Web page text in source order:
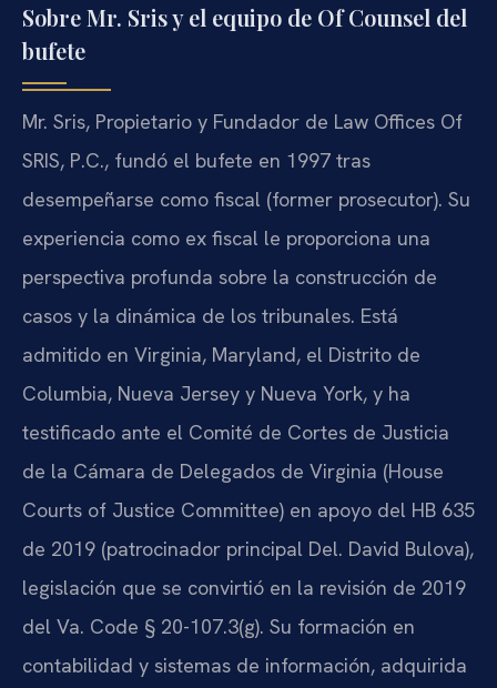
Sobre Mr. Sris y el equipo de Of Counsel del
bufete
Mr. Sris, Propietario y Fundador de Law Offices Of
SRIS, P.C., fundó el bufete en 1997 tras
desempeñarse como fiscal (former prosecutor). Su
experiencia como ex fiscal le proporciona una
perspectiva profunda sobre la construcción de
casos y la dinámica de los tribunales. Está
admitido en Virginia, Maryland, el Distrito de
Columbia, Nueva Jersey y Nueva York, y ha
testificado ante el Comité de Cortes de Justicia
de la Cámara de Delegados de Virginia (House
Courts of Justice Committee) en apoyo del HB 635
de 2019 (patrocinador principal Del. David Bulova),
legislación que se convirtió en la revisión de 2019
del Va. Code § 20-107.3(g). Su formación en
contabilidad y sistemas de información, adquirida